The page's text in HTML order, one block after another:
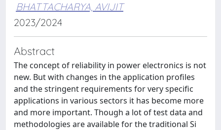
BHATTACHARYA, AVIJIT
2023/2024
Abstract
The concept of reliability in power electronics is not
new. But with changes in the application profiles
and the stringent requirements for very specific
applications in various sectors it has become more
and more important. Though a lot of test data and
methodologies are available for the traditional Si